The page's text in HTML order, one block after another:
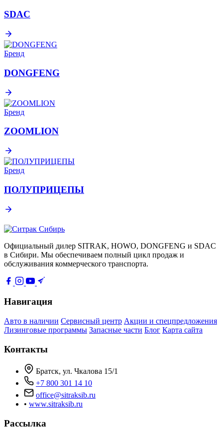
SDAC
Бренд
DONGFENG
Бренд
ZOOMLION
Бренд
ПОЛУПРИЦЕПЫ
Официальный дилер SITRAK, HOWO, DONGFENG и SDAC
в Сибири. Мы обеспечиваем полный цикл продаж и
обслуживания коммерческого транспорта.
Навигация
Авто в наличии Сервисный центр Акции и спецпредложения
Лизинговые программы Запасные части Блог Карта сайта
Контакты
Братск, ул. Чкалова 15/1
+7 800 301 14 10
office@sitraksib.ru
• www.sitraksib.ru
Рассылка